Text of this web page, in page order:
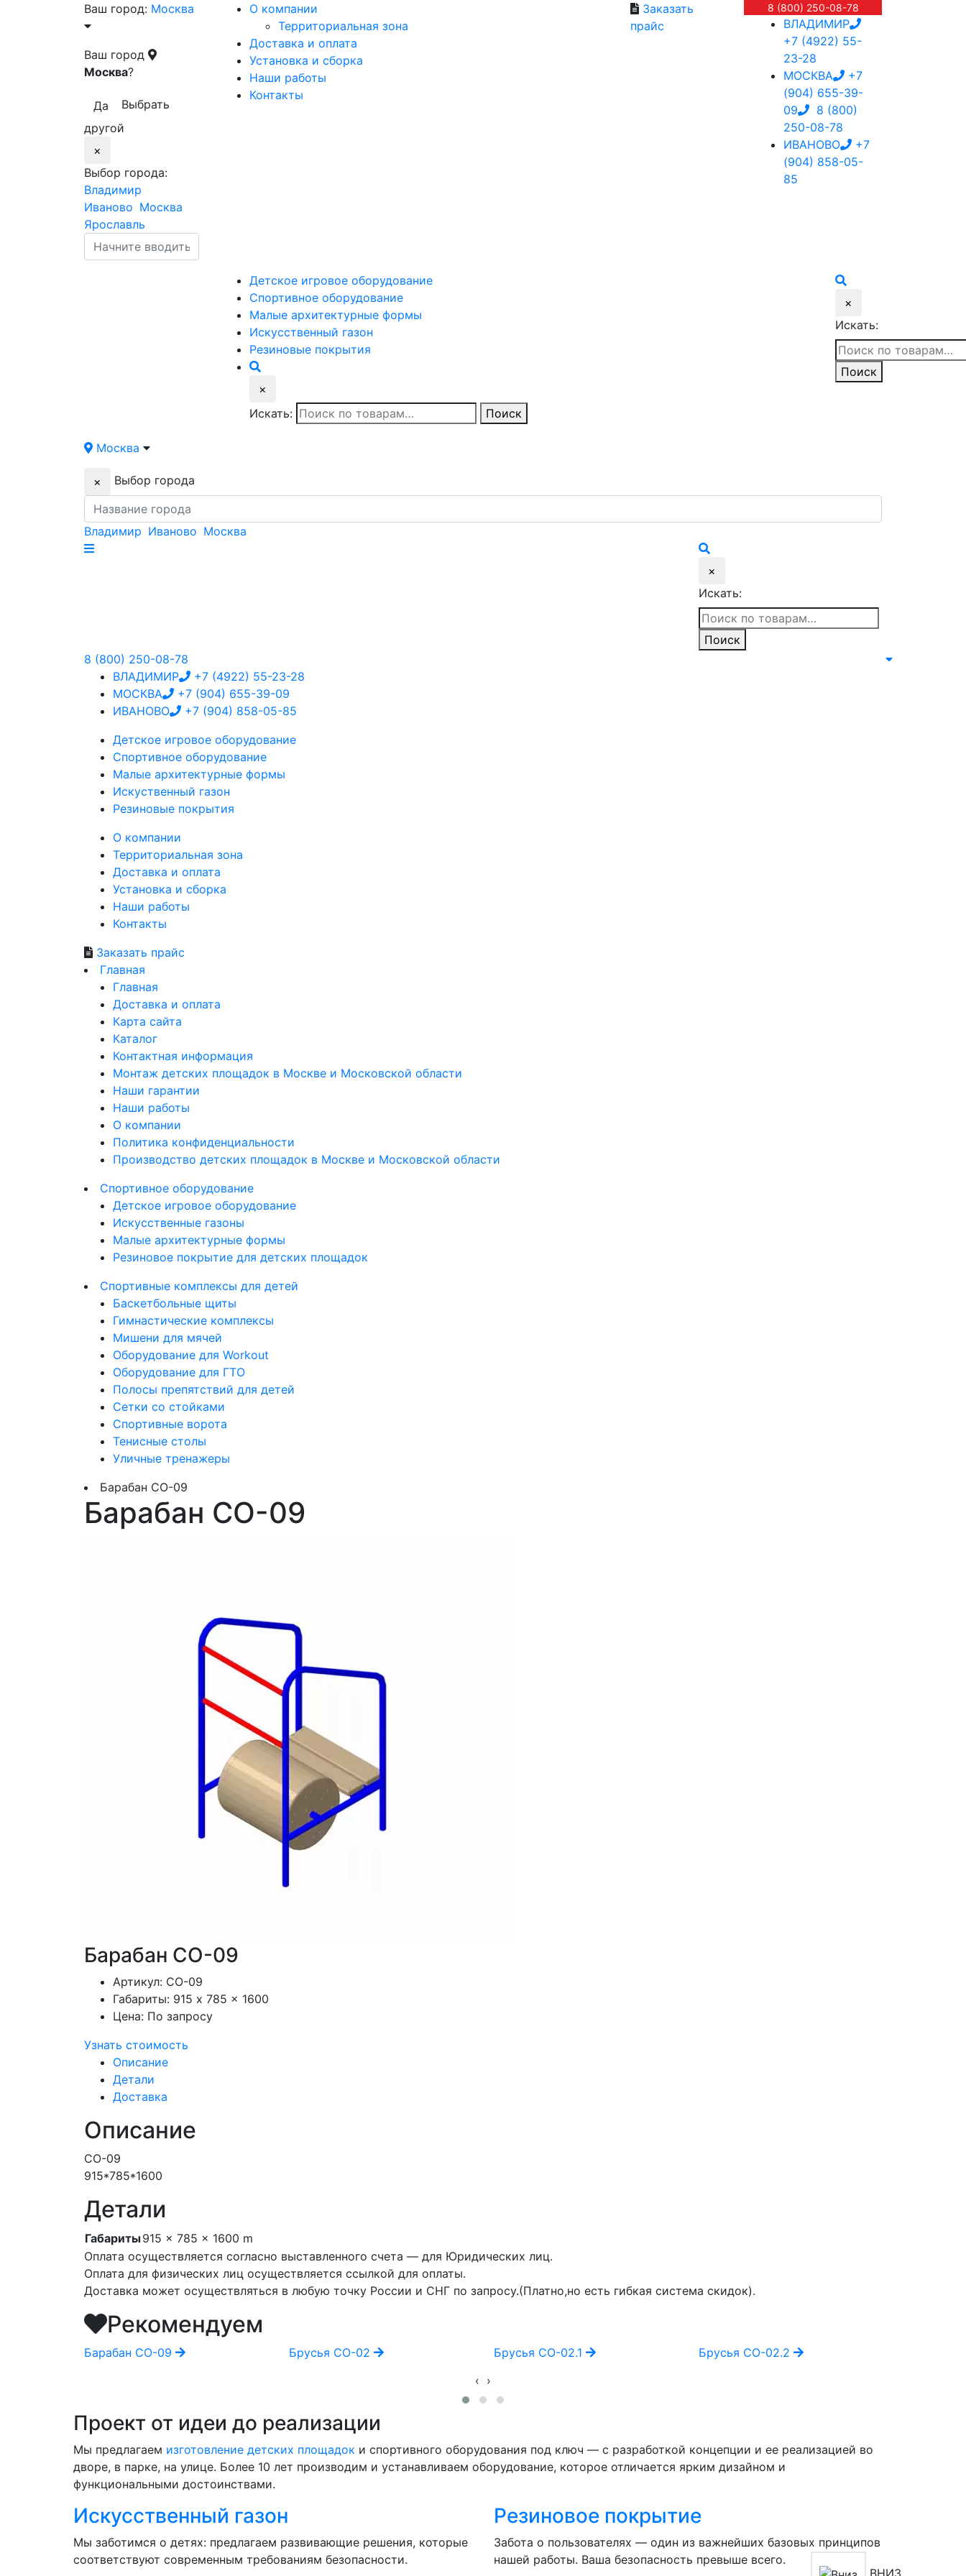
Ваш город: Москва
Ваш город
Москва?
Да
Выбрать
другой
×
Выбор города:
Владимир
Иваново Москва
Ярославль
О компании
Территориальная зона
Доставка и оплата
Установка и сборка
Наши работы
Контакты
Заказать
прайс
8 (800) 250-08-78
ВЛАДИМИР
+7 (4922) 55-
23-28
МОСКВА
+7
(904) 655-39-
09
8 (800)
250-08-78
ИВАНОВО
+7
(904) 858-05-
85
Детское игровое оборудование
Спортивное оборудование
Малые архитектурные формы
Искусственный газон
Резиновые покрытия
×
Искать:
Поиск
×
Искать:
Поиск
Москва
× Выбор города
Владимир Иваново Москва
×
Искать:
Поиск
8 (800) 250-08-78
ВЛАДИМИР
+7 (4922) 55-23-28
МОСКВА
+7 (904) 655-39-09
ИВАНОВО
+7 (904) 858-05-85
Детское игровое оборудование
Спортивное оборудование
Малые архитектурные формы
Искуственный газон
Резиновые покрытия
О компании
Территориальная зона
Доставка и оплата
Установка и сборка
Наши работы
Контакты
Заказать прайс
Главная
Главная
Доставка и оплата
Карта сайта
Каталог
Контактная информация
Монтаж детских площадок в Москве и Московской области
Наши гарантии
Наши работы
О компании
Политика конфиденциальности
Производство детских площадок в Москве и Московской области
Спортивное оборудование
Детское игровое оборудование
Искусственные газоны
Малые архитектурные формы
Резиновое покрытие для детских площадок
Спортивные комплексы для детей
Баскетбольные щиты
Гимнастические комплексы
Мишени для мячей
Оборудование для Workout
Оборудование для ГТО
Полосы препятствий для детей
Сетки со стойками
Спортивные ворота
Тенисные столы
Уличные тренажеры
Барабан СО-09
Барабан СО-09
Барабан СО-09
Артикул: СО-09
Габариты: 915 x 785 x 1600
Цена: По запросу
Узнать стоимость
Описание
Детали
Доставка
Описание
СО-09
915*785*1600
Детали
Габариты915 × 785 × 1600 m
Оплата осуществляется согласно выставленного счета — для Юридических лиц.
Оплата для физических лиц осуществляется ссылкой для оплаты.
Доставка может осуществляться в любую точку России и СНГ по запросу.(Платно,но есть гибкая система скидок).
Рекомендуем
Барабан СО-09 Брусья СО-02 Брусья СО-02.1 Брусья СО-02.2
‹ ›
Проект от идеи до реализации
Мы предлагаем изготовление детских площадок и спортивного оборудования под ключ — с разработкой концепции и ее реализацией во
дворе, в парке, на улице. Более 10 лет производим и устанавливаем оборудование, которое отличается ярким дизайном и
функциональными достоинствами.
Искусственный газон
Мы заботимся о детях: предлагаем развивающие решения, которые
соответствуют современным требованиям безопасности.
Резиновое покрытие
Забота о пользователях — один из важнейших базовых принципов
нашей работы. Ваша безопасность превыше всего.